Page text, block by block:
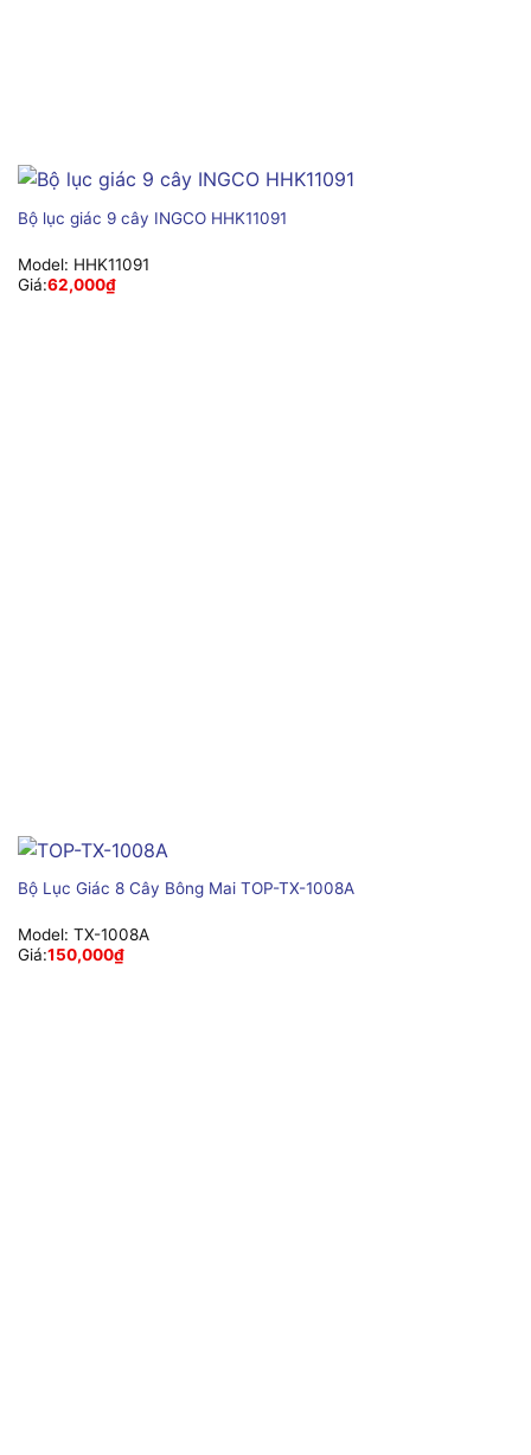
Bộ lục giác 9 cây INGCO HHK11091
Model: HHK11091
Giá:62,000₫
Bộ Lục Giác 8 Cây Bông Mai TOP-TX-1008A
Model: TX-1008A
Giá:150,000₫